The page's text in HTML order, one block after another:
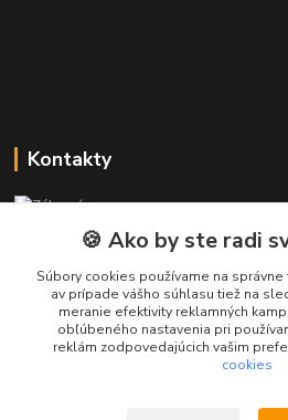
Kontakty
+421 911 010 560
Po-Pia, 13-17 hod.
info@presmartfon.sk
🍪 Ako by ste radi
Súbory cookies používame na
av prípade vášho súhlasu tiež na
meranie efektivity reklamných
obľúbeného nastavenia pri
reklám zodpovedajúcich vašim
cookies